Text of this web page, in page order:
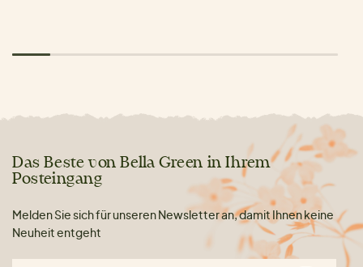
Das Beste von Bella Green in Ihrem
Posteingang
Melden Sie sich für unseren Newsletter an, damit Ihnen keine
Neuheit entgeht